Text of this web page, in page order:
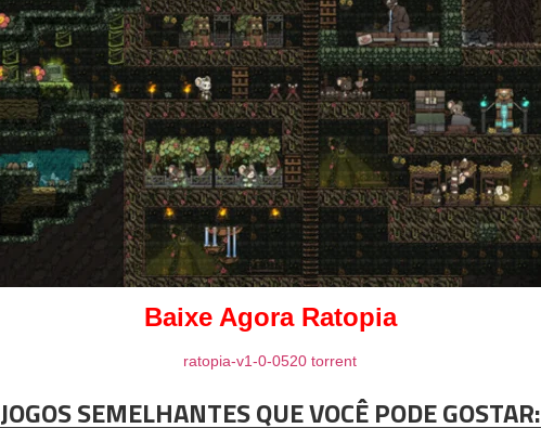
Baixe Agora Ratopia
ratopia-v1-0-0520 torrent
JOGOS SEMELHANTES QUE VOCÊ PODE GOSTAR: